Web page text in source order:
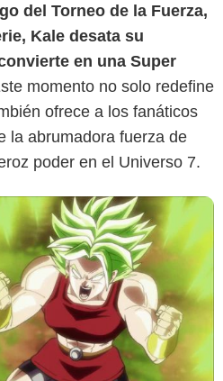
del Torneo de la Fuerza,
Kale desata su
en una Super
momento no solo redefine
ofrece a los fanáticos
la abrumadora fuerza de
poder en el Universo 7.